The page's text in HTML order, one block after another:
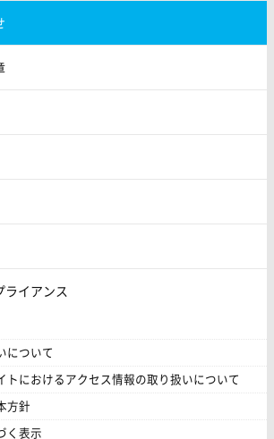
ライアンス
について
トにおけるアクセス情報の取り扱いについて
方針
く表示